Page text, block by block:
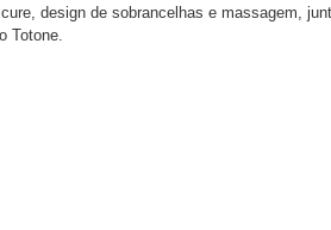
design de sobrancelhas e massagem,
Totone.